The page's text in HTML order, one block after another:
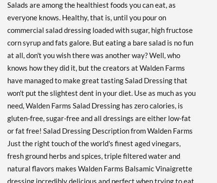
販売価格: AU$7.04
ディスカウント％ 38%
カートに入れる »
Chipotle Ranch 12 fl.oz
販売価格: AU$7.04
ディスカウント％ 38%
カートに入れる »
Creamy Bac'N 12 fl.oz
販売価格: AU$7.04
ディスカウント％ 38%
カートに入れる »
Salads are among the healthiest foods you can eat, as
everyone knows. Healthy, that is, until you pour on
commercial salad dressing loaded with sugar, high fructose
corn syrup and fats galore. But eating a bare salad is no fun
at all, don't you wish there was another way? Well, who
knows how they did it, but the creators at Walden Farms
have managed to make great tasting Salad Dressing that
won't put the slightest dent in your diet. Use as much as you
need, Walden Farms Salad Dressing has zero calories, is
gluten-free, sugar-free and all dressings are either low-fat
or fat free! Salad Dressing Description from Walden Farms
Just the right touch of the world's finest aged vinegars,
fresh ground herbs and spices, triple filtered water and
natural flavors makes Walden Farms Balsamic Vinaigrette
dressing incredibly delicious and perfect when trying to eat